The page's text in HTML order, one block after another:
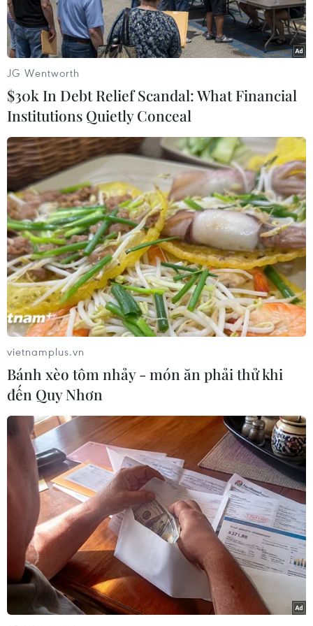
các tranh chấp, phù hợp với luật pháp quốc tế,
trong đó có Công ước Liên hợp quốc về Luật Biển
1982.
Thủ tướng Phạm Minh Chính và các nhà lãnh đạo ASEAN tham
quan vùng biển Labuan Bajo, Indonesia. (Ảnh: Dương
Giang/TTXVN)
Theo phóng viên TTXVN tại Jakarta, tại Hội nghị
Cấp cao Hiệp hội các quốc gia Đông Nam Á
(ASEAN) lần thứ 42 diễn ra từ ngày 9-11/5 tại thị
trấn Labuan Bajo của Indonesia, các nhà lãnh
đạo ASEAN đã tái khẳng định tầm quan trọng
của việc duy trì và thúc đẩy hòa bình, an ninh,
ổn định, an toàn, tự do hàng hải và hàng không
ở Biển Đông.
Trong tuyên bố Chủ tịch được thông qua tại hội
nghị, các nhà lãnh đạo ASEAN tái khẳng định
sự cần thiết theo đuổi giải pháp hòa bình trong
giải quyết các tranh chấp, phù hợp với luật pháp
quốc tế, trong đó có Công ước Liên hợp quốc về
Luật Biển (UNCLOS) năm 1982.
JG Wentworth
$30k In Debt Relief Scandal: What Financial
Institutions Quietly Conceal
vietnamplus.vn
Bánh xèo tôm nhảy - món ăn phải thử khi
đến Quy Nhơn